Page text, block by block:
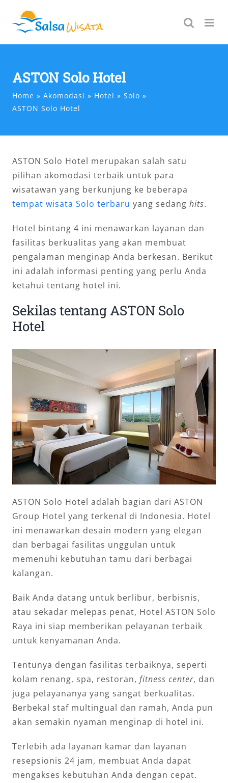
content
ASTON Solo Hotel
Home Akomodasi Hotel
Solo
ASTON Solo Hotel
ASTON Solo Hotel merupakan salah satu
pilihan akomodasi terbaik untuk para
wisatawan yang berkunjung ke beberapa
tempat wisata Solo terbaru yang sedang hits.
Hotel bintang 4 ini menawarkan layanan dan
fasilitas berkualitas yang akan membuat
pengalaman menginap Anda berkesan. Berikut
ini adalah informasi penting yang perlu Anda
ketahui tentang hotel ini.
Sekilas tentang ASTON Solo
Hotel
ASTON Solo Hotel adalah bagian dari ASTON
Group Hotel yang terkenal di Indonesia. Hotel
ini menawarkan desain modern yang elegan
dan berbagai fasilitas unggulan untuk
memenuhi kebutuhan tamu dari berbagai
kalangan.
Baik Anda datang untuk berlibur, berbisnis,
atau sekadar melepas penat, Hotel ASTON Solo
Raya ini siap memberikan pelayanan terbaik
untuk kenyamanan Anda.
Tentunya dengan fasilitas terbaiknya, seperti
kolam renang, spa, restoran, fitness center, dan
juga pelayananya yang sangat berkualitas.
Berbekal staf multingual dan ramah, Anda pun
akan semakin nyaman menginap di hotel ini.
Terlebih ada layanan kamar dan layanan
resepsionis 24 jam, membuat Anda dapat
mengakses kebutuhan Anda dengan cepat.